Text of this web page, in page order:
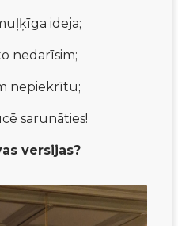
ideja;
nedarīsim;
nepiekrītu;
sarunāties!
versijas?